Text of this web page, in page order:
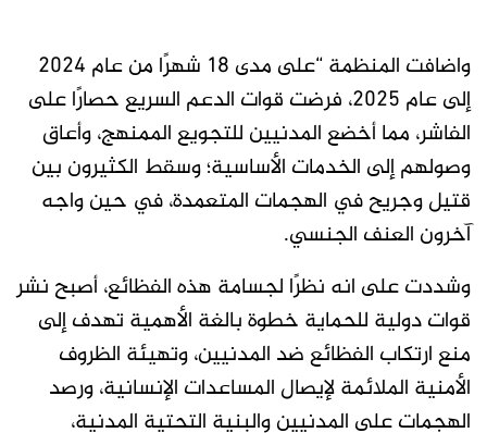
واضافت المنظمة “على مدى 18 شهرًا من عام 2024
إلى عام 2025، فرضت قوات الدعم السريع حصارًا على
الفاشر، مما أخضع المدنيين للتجويع الممنهج، وأعاق
وصولهم إلى الخدمات الأساسية؛ وسقط الكثيرون بين
قتيل وجريح في الهجمات المتعمدة، في حين واجه
آخرون العنف الجنسي.
وشددت على انه نظرًا لجسامة هذه الفظائع، أصبح نشر
قوات دولية للحماية خطوة بالغة الأهمية تهدف إلى
منع ارتكاب الفظائع ضد المدنيين، وتهيئة الظروف
الأمنية الملائمة لإيصال المساعدات الإنسانية، ورصد
الهجمات على المدنيين والبنية التحتية المدنية،